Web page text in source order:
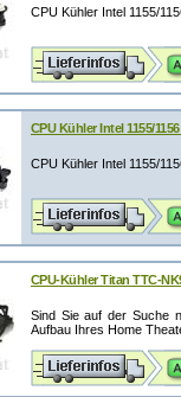
CPU Kühler Intel 1155/
CPU Kühler Intel 1155/
CPU Kühler Intel 1155/
CPU-Kühler Titan TTC-
Sind Sie auf der Suche
Aufbau Ihres Home